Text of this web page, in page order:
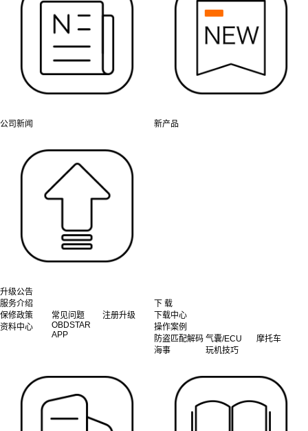
公司新闻 新产品
升级公告
服务介绍
保修政策
常见问题
注册升级
资料中心
OBDSTAR
APP
下 载
下载中心
操作案例
防盗匹配解码 气囊/ECU
摩托车
海事
玩机技巧